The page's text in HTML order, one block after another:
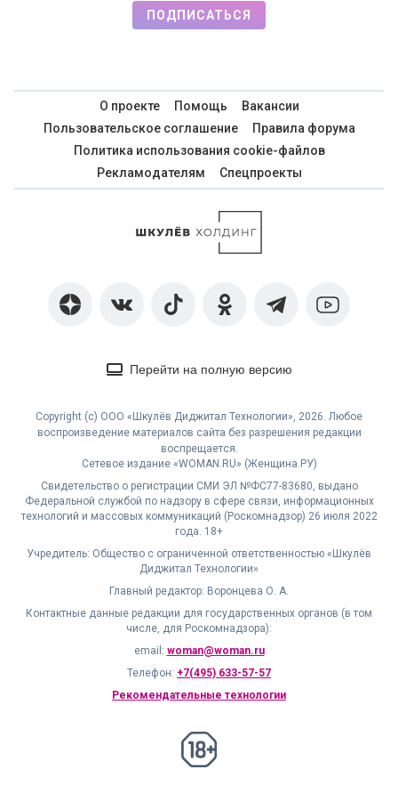
ПОДПИСАТЬСЯ
О проекте Помощь
Вакансии
Пользовательское соглашение
Правила форума
Политика использования cookie-файлов
Рекламодателям
Спецпроекты
Перейти на полную версию
Copyright (с) ООО «Шкулёв Диджитал Технологии», 2026. Любое
воспроизведение материалов сайта без разрешения редакции
воспрещается.
Сетевое издание «WOMAN.RU» (Женщина.РУ)
Свидетельство о регистрации СМИ ЭЛ №ФС77-83680, выдано
Федеральной службой по надзору в сфере связи, информационных
технологий и массовых коммуникаций (Роскомнадзор) 26 июля 2022
года. 18+
Учредитель: Общество с ограниченной ответственностью «Шкулёв
Диджитал Технологии»
Главный редактор: Воронцева О. А.
Контактные данные редакции для государственных органов (в том
числе, для Роскомнадзора):
email: woman@woman.ru
Телефон: +7(495) 633-57-57
Рекомендательные технологии
18+